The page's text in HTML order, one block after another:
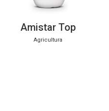
Amistar Top
Agricultura